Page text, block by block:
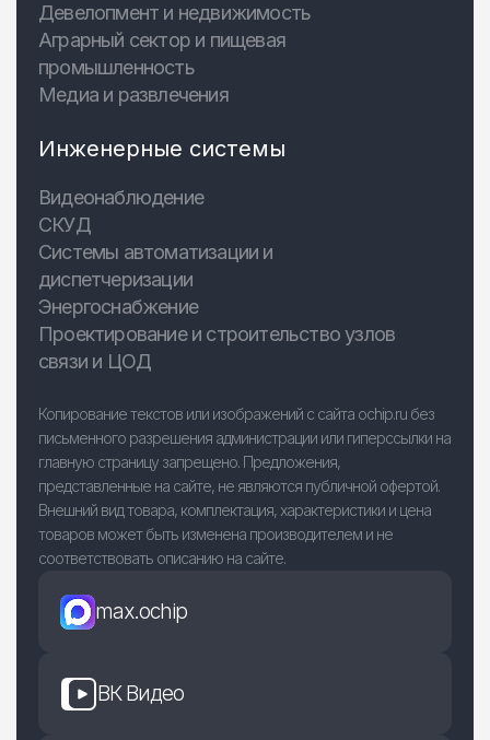
Девелопмент и недвижимость
Аграрный сектор и пищевая
промышленность
Медиа и развлечения
Инженерные системы
Видеонаблюдение
СКУД
Системы автоматизации и
диспетчеризации
Энергоснабжение
Проектирование и строительство узлов
связи и ЦОД
Копирование текстов или изображений с сайта ochip.ru без
письменного разрешения администрации или гиперссылки на
главную страницу запрещено. Предложения,
представленные на сайте, не являются публичной офертой.
Внешний вид товара, комплектация, характеристики и цена
товаров может быть изменена производителем и не
соответствовать описанию на сайте.
max.ochip
ВК Видео